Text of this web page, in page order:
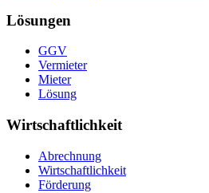
Lösungen
GGV
Vermieter
Mieter
Lösung
Wirtschaftlichkeit
Abrechnung
Wirtschaftlichkeit
Förderung